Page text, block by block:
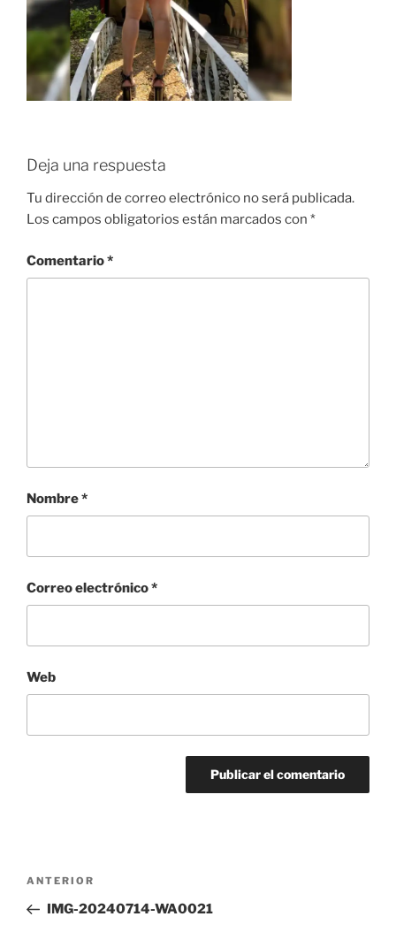
Deja una respuesta
Tu dirección de correo electrónico no será publicada.
Los campos obligatorios están marcados con *
Comentario*
Nombre*
Correo electrónico*
Web
Navegación
entradas
Entrada
anterior:
ANTERIOR
IMG-20240714-WA0021